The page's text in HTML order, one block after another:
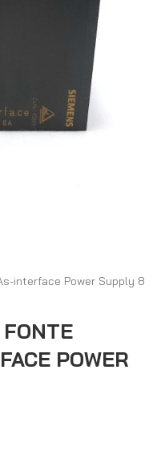
interface Power Supply 8
POWER